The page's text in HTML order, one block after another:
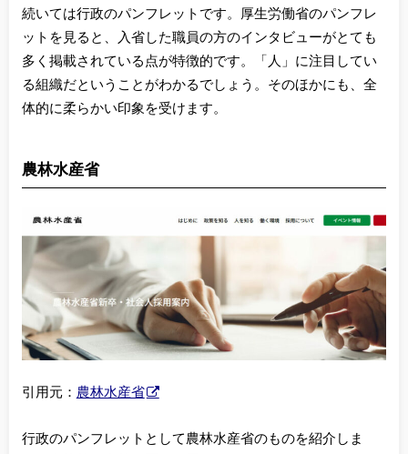
続いては行政のパンフレットです。厚生労働省のパンフレ
ットを見ると、入省した職員の方のインタビューがとても
多く掲載されている点が特徴的です。「人」に注目してい
る組織だということがわかるでしょう。そのほかにも、全
体的に柔らかい印象を受けます。
農林水産省
引用元： 農林水産省
行政のパンフレットとして農林水産省のものを紹介しま